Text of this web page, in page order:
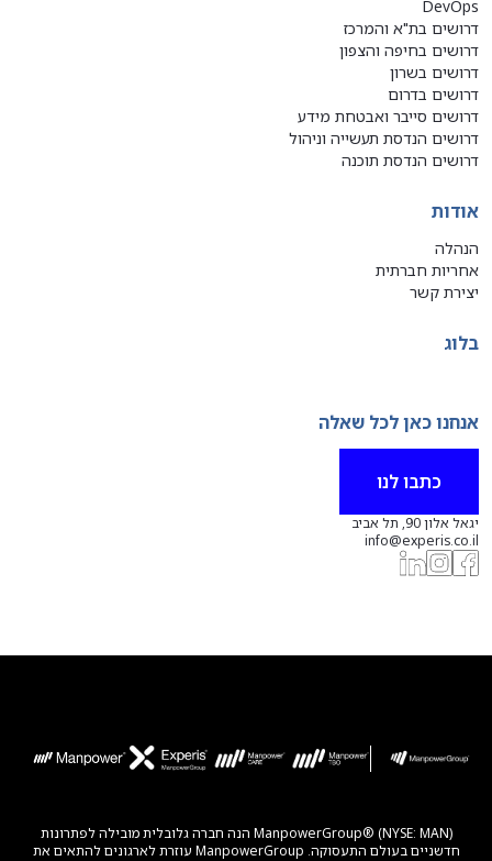
DevOps
דרושים בת"א והמרכז
דרושים בחיפה והצפון
דרושים בשרון
דרושים בדרום
דרושים סייבר ואבטחת מידע
דרושים הנדסת תעשייה וניהול
דרושים הנדסת תוכנה
אודות
הנהלה
אחריות חברתית
יצירת קשר
בלוג
אנחנו כאן לכל שאלה
כתבו לנו
יגאל אלון 90, תל אביב
info@experis.co.il
ManpowerGroup® (NYSE: MAN) הנה חברה גלובלית מובילה לפתרונות
חדשניים בעולם התעסוקה. ManpowerGroup עוזרת לארגונים להתאים את